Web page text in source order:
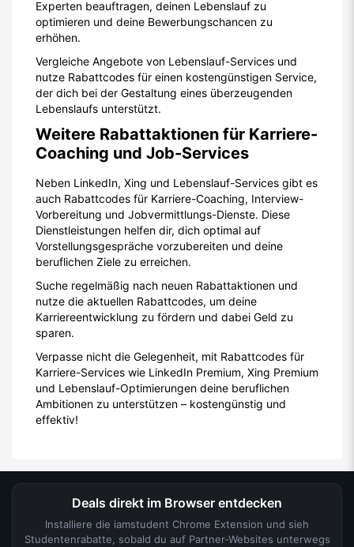
Experten beauftragen, deinen Lebenslauf zu
optimieren und deine Bewerbungschancen zu
erhöhen.
Vergleiche Angebote von Lebenslauf-Services und
nutze Rabattcodes für einen kostengünstigen Service,
der dich bei der Gestaltung eines überzeugenden
Lebenslaufs unterstützt.
Weitere Rabattaktionen für Karriere-
Coaching und Job-Services
Neben LinkedIn, Xing und Lebenslauf-Services gibt es
auch Rabattcodes für Karriere-Coaching, Interview-
Vorbereitung und Jobvermittlungs-Dienste. Diese
Dienstleistungen helfen dir, dich optimal auf
Vorstellungsgespräche vorzubereiten und deine
beruflichen Ziele zu erreichen.
Suche regelmäßig nach neuen Rabattaktionen und
nutze die aktuellen Rabattcodes, um deine
Karriereentwicklung zu fördern und dabei Geld zu
sparen.
Verpasse nicht die Gelegenheit, mit Rabattcodes für
Karriere-Services wie LinkedIn Premium, Xing Premium
und Lebenslauf-Optimierungen deine beruflichen
Ambitionen zu unterstützen – kostengünstig und
effektiv!
Deals direkt im Browser entdecken
Installiere die iamstudent Chrome Extension und sieh
Studentenrabatte, sobald du auf Partner-Websites unterwegs